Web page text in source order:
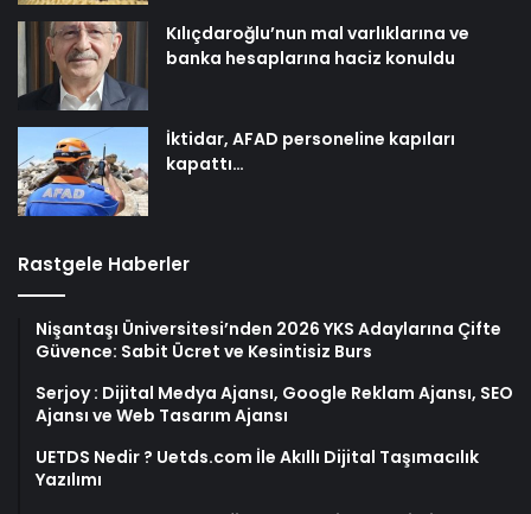
Kılıçdaroğlu’nun mal varlıklarına ve
banka hesaplarına haciz konuldu
İktidar, AFAD personeline kapıları
kapattı…
Rastgele Haberler
Nişantaşı Üniversitesi’nden 2026 YKS Adaylarına Çifte
Güvence: Sabit Ücret ve Kesintisiz Burs
Serjoy : Dijital Medya Ajansı, Google Reklam Ajansı, SEO
Ajansı ve Web Tasarım Ajansı
UETDS Nedir ? Uetds.com İle Akıllı Dijital Taşımacılık
Yazılımı